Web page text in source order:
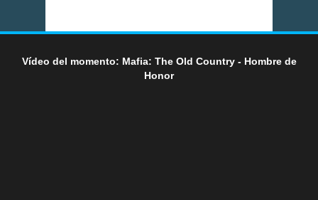
Vídeo del momento: Mafia: The Old Country - Hombre de
Honor